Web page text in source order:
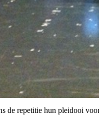
de repetitie hun pleidooi